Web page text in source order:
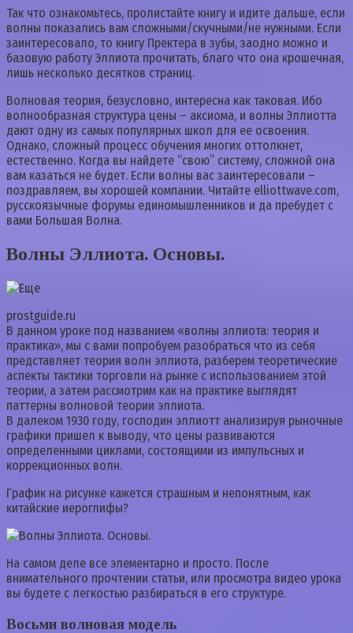
Так что ознакомьтесь, пролистайте книгу и идите дальше, если
волны показались вам сложными/скучными/не нужными. Если
заинтересовало, то книгу Пректера в зубы, заодно можно и
базовую работу Эллиота прочитать, благо что она крошечная,
лишь несколько десятков страниц.
Волновая теория, безусловно, интересна как таковая. Ибо
волнообразная структура цены – аксиома, и волны Эллиотта
дают одну из самых популярных школ для ее освоения.
Однако, сложный процесс обучения многих оттолкнет,
естественно. Когда вы найдете “свою” систему, сложной она
вам казаться не будет. Если волны вас заинтересовали –
поздравляем, вы хорошей компании. Читайте elliottwave.com,
русскоязычные форумы единомышленников и да пребудет с
вами Большая Волна.
Волны Эллиота. Основы.
prostguide.ru
В данном уроке под названием «волны эллиота: теория и
практика», мы с вами попробуем разобраться что из себя
представляет теория волн эллиота, разберем теоретические
аспекты тактики торговли на рынке с использованием этой
теории, а затем рассмотрим как на практике выглядят
паттерны волновой теории эллиота.
В далеком 1930 году, господин эллиотт анализируя рыночные
графики пришел к выводу, что цены развиваются
определенными циклами, состоящими из импульсных и
коррекционных волн.
График на рисунке кажется страшным и непонятным, как
китайские иероглифы?
На самом деле все элементарно и просто. После
внимательного прочтении статьи, или просмотра видео урока
вы будете с легкостью разбираться в его структуре.
Восьми волновая модель